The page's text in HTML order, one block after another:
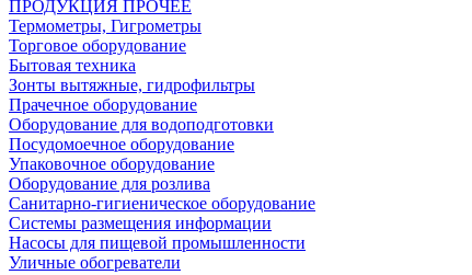
ПРОДУКЦИЯ ПРОЧЕЕ
Термометры, Гигрометры
Торговое оборудование
Бытовая техника
Зонты вытяжные, гидрофильтры
Прачечное оборудование
Оборудование для водоподготовки
Посудомоечное оборудование
Упаковочное оборудование
Оборудование для розлива
Санитарно-гигиеническое оборудование
Системы размещения информации
Насосы для пищевой промышленности
Уличные обогреватели